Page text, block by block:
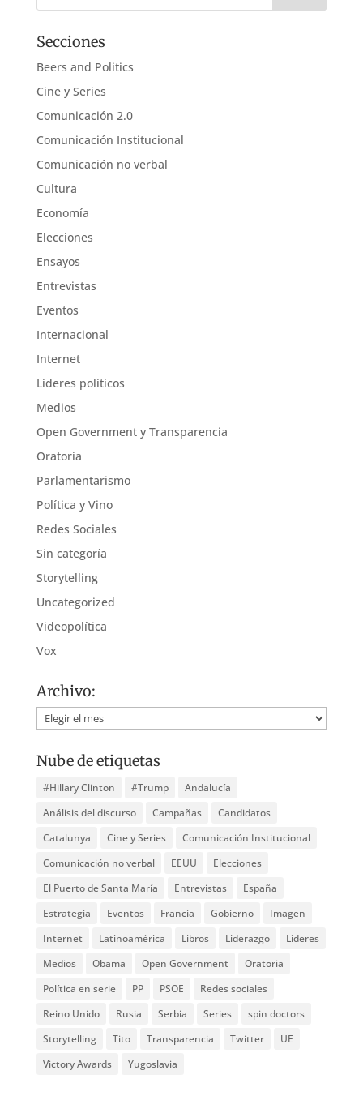
Secciones
Beers and Politics
Cine y Series
Comunicación 2.0
Comunicación Institucional
Comunicación no verbal
Cultura
Economía
Elecciones
Ensayos
Entrevistas
Eventos
Internacional
Internet
Líderes políticos
Medios
Open Government y Transparencia
Oratoria
Parlamentarismo
Política y Vino
Redes Sociales
Sin categoría
Storytelling
Uncategorized
Videopolítica
Vox
Archivo:
Archivo:
Nube de etiquetas
#Hillary Clinton #Trump
Andalucía
Análisis del discurso
Campañas
Candidatos
Catalunya
Cine y Series
Comunicación Institucional
Comunicación no verbal
EEUU
Elecciones
El Puerto de Santa María
Entrevistas
España
Estrategia
Eventos Francia Gobierno
Imagen
Internet
Latinoamérica Libros Liderazgo
Líderes
Medios
Obama Open Government
Oratoria
Política en serie
PP PSOE
Redes sociales
Reino Unido
Rusia Serbia Series
spin doctors
Storytelling
Tito Transparencia Twitter
UE
Victory Awards
Yugoslavia